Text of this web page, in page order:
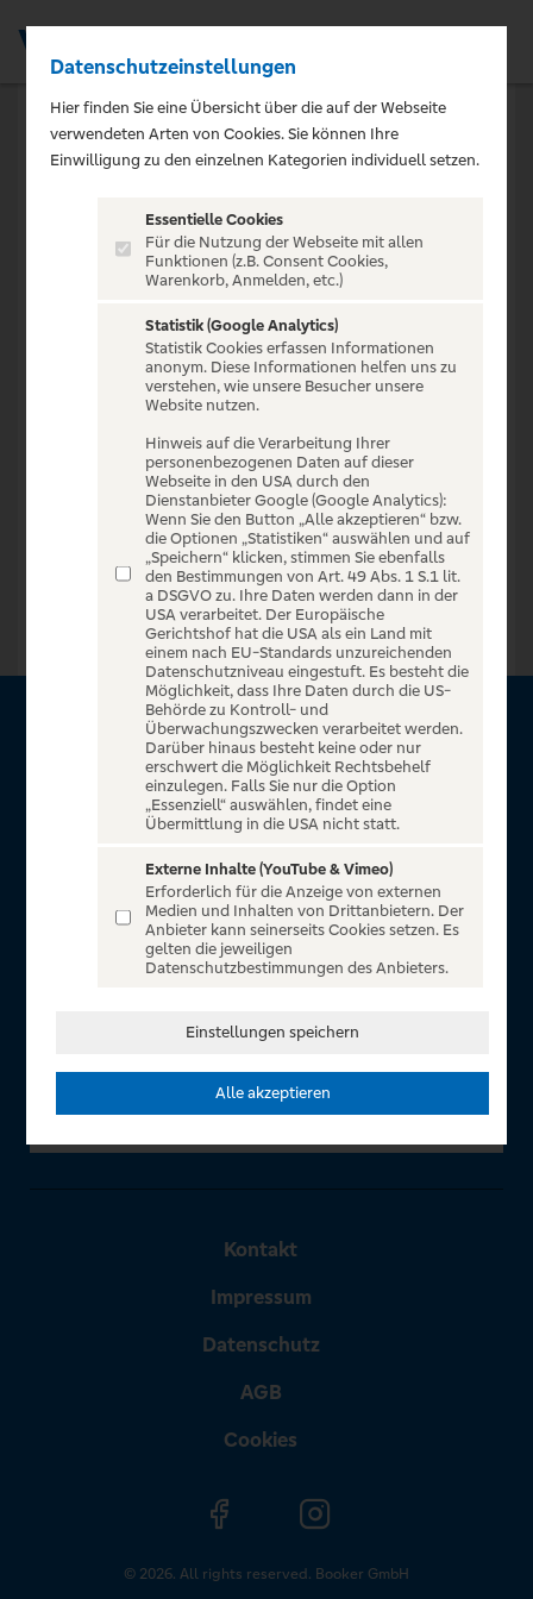
Promotion nicht
gefunden
Diese Promotion existiert nicht oder ist bereits
Zur Startseite
Über VR Entertain
Herzlich willkommen auf VR Entertain, ein exklusiver Service
für alle Kunden der Volksbanken Raiffeisenbanken. Auf
atemberaubende Konzerte, Musicals und Shows, die
Fußball-Bundesliga sowie die Champions League und die
Europa League.
Kontakt
Impressum
Datenschutz
AGB
Cookies
© 2026. All rights reserved. Booker GmbH
Datenschutzeinstellungen
Hier finden Sie eine Übersicht über die auf der Webseite
verwendeten Arten von Cookies. Sie können Ihre
Einwilligung zu den einzelnen Kategorien individuell setzen.
Essentielle Cookies
Für die Nutzung der Webseite mit allen
Funktionen (z.B. Consent Cookies,
Warenkorb, Anmelden, etc.)
Statistik (Google Analytics)
Statistik Cookies erfassen Informationen
anonym. Diese Informationen helfen uns zu
verstehen, wie unsere Besucher unsere
Website nutzen.
Hinweis auf die Verarbeitung Ihrer
personenbezogenen Daten auf dieser
Webseite in den USA durch den
Dienstanbieter Google (Google Analytics):
Wenn Sie den Button „Alle akzeptieren“ bzw.
die Optionen „Statistiken“ auswählen und auf
„Speichern“ klicken, stimmen Sie ebenfalls
den Bestimmungen von Art. 49 Abs. 1 S.1 lit.
a DSGVO zu. Ihre Daten werden dann in der
USA verarbeitet. Der Europäische
Gerichtshof hat die USA als ein Land mit
einem nach EU-Standards unzureichenden
Datenschutzniveau eingestuft. Es besteht die
Möglichkeit, dass Ihre Daten durch die US-
Behörde zu Kontroll- und
Überwachungszwecken verarbeitet werden.
Darüber hinaus besteht keine oder nur
erschwert die Möglichkeit Rechtsbehelf
einzulegen. Falls Sie nur die Option
„Essenziell“ auswählen, findet eine
Übermittlung in die USA nicht statt.
Externe Inhalte (YouTube & Vimeo)
Erforderlich für die Anzeige von externen
Medien und Inhalten von Drittanbietern. Der
Anbieter kann seinerseits Cookies setzen. Es
gelten die jeweiligen
Datenschutzbestimmungen des Anbieters.
Einstellungen speichern
Alle akzeptieren